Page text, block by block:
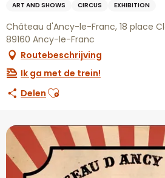
ART AND SHOWS CIRCUS EXHIBITION
Château d'Ancy-le-Franc, 18 place
89160 Ancy-le-Franc
Routebeschrijving
Ik ga met de trein!
Delen Ajouter aux favoris